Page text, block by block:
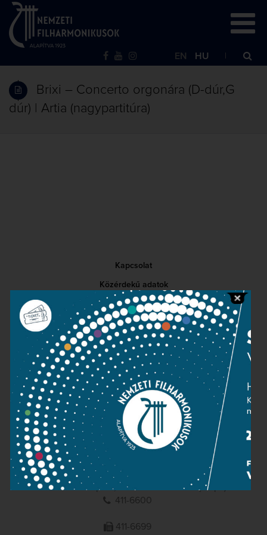
EN HU
Brixi – Concerto orgonára (D-dúr,G
dúr) | Artia (nagypartitúra)
Kapcsolat
Közérdekű adatok
Sajtószoba
Adatvédelem
Impresszum
NEMZETI
FILHARMONIKUSOK
1095 Budapest, Komor Marcell u. 1. (Müpa)
411-6600
411-6699